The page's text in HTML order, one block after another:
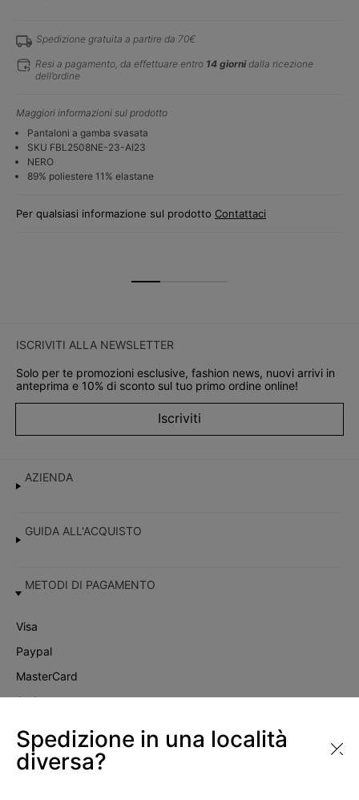
Spedizione in una località
diversa?
Spedizione gratuita a partire da 70€
Resi a pagamento, da effettuare entro 14 giornidalla ricezione
dell’ordine
Maggiori informazioni sul prodotto
Pantaloni a gamba svasata
SKU FBL2508NE-23-AI23
NERO
89% poliestere 11% elastane
Per qualsiasi informazione sul prodotto Contattaci
ISCRIVITI ALLA NEWSLETTER
Solo per te promozioni esclusive, fashion news, nuovi arrivi in
anteprima e 10% di sconto sul tuo primo ordine online!
Iscriviti
AZIENDA
GUIDA ALL'ACQUISTO
METODI DI PAGAMENTO
Visa
Paypal
MasterCard
Satispay